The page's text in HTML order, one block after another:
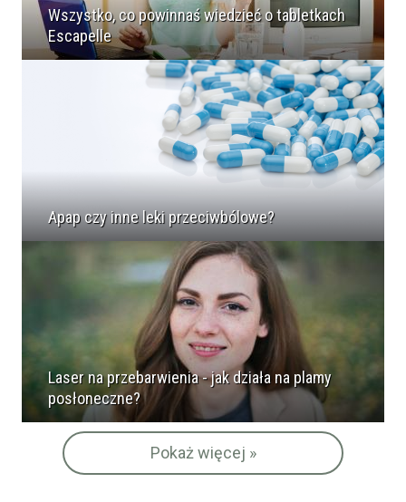
Wszystko, co powinnaś wiedzieć o tabletkach
Escapelle
Apap czy inne leki przeciwbólowe?
Laser na przebarwienia - jak działa na plamy
posłoneczne?
Pokaż więcej »